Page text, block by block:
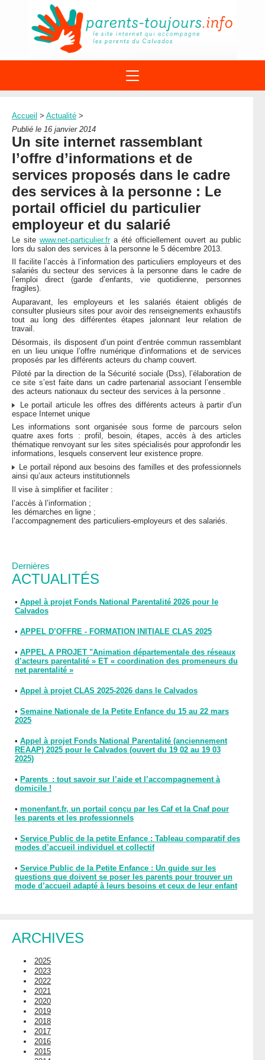
À PROPOS DU REAAP
1ÈRE VISITE
ACTUALITÉ
AGENDA
DISPOSITIFS PARENTALITÉ
SITES INTERNET
NUMÉROS VERTS
LEXIQUE
LETTRES D’INFO
MENTIONS LÉGALES
CONTACT
STRUCTURES
DOCUMENTS
FORMATIONS
Dernières
ACTUALITÉS
• Appel à projet Fonds National Parentalité 2026 pour le
Calvados
• APPEL D’OFFRE - FORMATION INITIALE CLAS 2025
• APPEL A PROJET "Animation départementale des réseaux
d’acteurs parentalité » ET « coordination des promeneurs du
net parentalité »
• Appel à projet CLAS 2025-2026 dans le Calvados
• Semaine Nationale de la Petite Enfance du 15 au 22 mars
2025
• Appel à projet Fonds National Parentalité (anciennement
REAAP) 2025 pour le Calvados (ouvert du 19 02 au 19 03
2025)
• Parents : tout savoir sur l’aide et l’accompagnement à
domicile !
• monenfant.fr, un portail conçu par les Caf et la Cnaf pour
les parents et les professionnels
• Service Public de la petite Enfance : Tableau comparatif des
modes d’accueil individuel et collectif
• Service Public de la Petite Enfance : Un guide sur les
questions que doivent se poser les parents pour trouver un
mode d’accueil adapté à leurs besoins et ceux de leur enfant
ARCHIVES
2025
2023
2022
2021
2020
2019
2018
2017
2016
2015
Accueil > Actualité >
Publié le 16 janvier 2014
Un site internet rassemblant
l’offre d’informations et de
services proposés dans le cadre
des services à la personne : Le
portail officiel du particulier
employeur et du salarié
Le site www.net-particulier.fra été officiellement ouvert au public
lors du salon des services à la personne le 5 décembre 2013.
Il facilite l’accès à l’information des particuliers employeurs et des
salariés du secteur des services à la personne dans le cadre de
l’emploi direct (garde d’enfants, vie quotidienne, personnes
fragiles).
Auparavant, les employeurs et les salariés étaient obligés de
consulter plusieurs sites pour avoir des renseignements exhaustifs
tout au long des différentes étapes jalonnant leur relation de
travail.
Désormais, ils disposent d’un point d’entrée commun rassemblant
en un lieu unique l’offre numérique d’informations et de services
proposés par les différents acteurs du champ couvert.
Piloté par la direction de la Sécurité sociale (Dss), l’élaboration de
ce site s’est faite dans un cadre partenarial associant l’ensemble
des acteurs nationaux du secteur des services à la personne .
Le portail articule les offres des différents acteurs à partir d’un
espace Internet unique
Les informations sont organisée sous forme de parcours selon
quatre axes forts : profil, besoin, étapes, accès à des articles
thématique renvoyant sur les sites spécialisés pour approfondir les
informations, lesquels conservent leur existence propre.
Le portail répond aux besoins des familles et des professionnels
ainsi qu’aux acteurs institutionnels
Il vise à simplifier et faciliter :
l’accès à l’information ;
les démarches en ligne ;
l’accompagnement des particuliers-employeurs et des salariés.